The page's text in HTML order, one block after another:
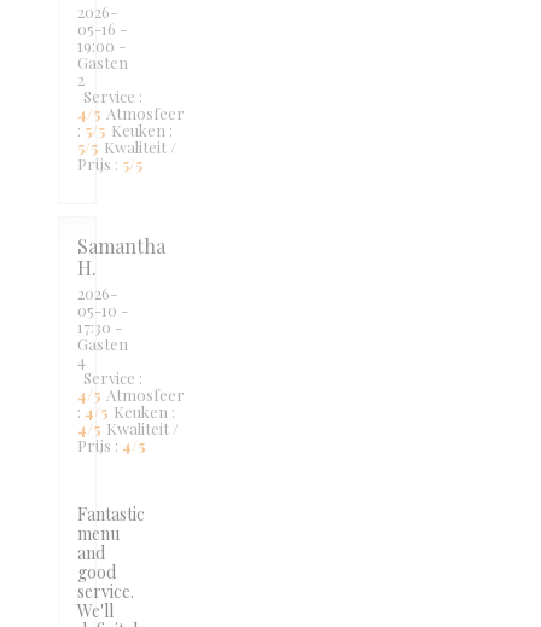
2026-
05-16 -
19:00 -
Gasten
2
Service :
4/5 Atmosfeer
: 5/5 Keuken :
5/5 Kwaliteit /
Prijs : 5/5
Samantha
H
2026-
05-10 -
17:30 -
Gasten
4
Service :
4/5 Atmosfeer
: 4/5 Keuken :
4/5 Kwaliteit /
Prijs : 4/5
Fantastic
menu
and
good
service.
We'll